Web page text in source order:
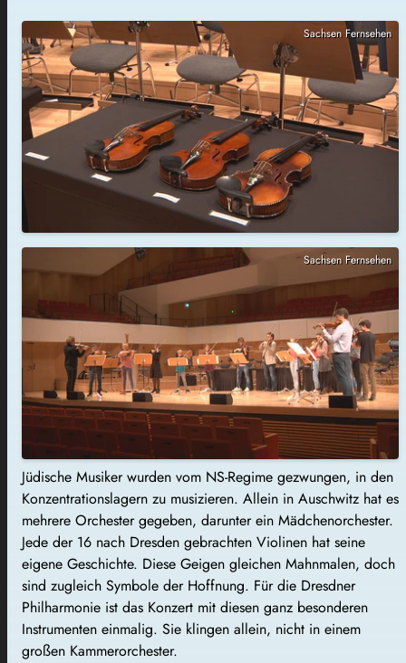
Sachsen Fernsehen
Sachsen Fernsehen
Jüdische Musiker wurden vom NS-Regime gezwungen, in den
Konzentrationslagern zu musizieren. Allein in Auschwitz hat es
mehrere Orchester gegeben, darunter ein Mädchenorchester.
Jede der 16 nach Dresden gebrachten Violinen hat seine
eigene Geschichte. Diese Geigen gleichen Mahnmalen, doch
sind zugleich Symbole der Hoffnung. Für die Dresdner
Philharmonie ist das Konzert mit diesen ganz besonderen
Instrumenten einmalig. Sie klingen allein, nicht in einem
großen Kammerorchester.